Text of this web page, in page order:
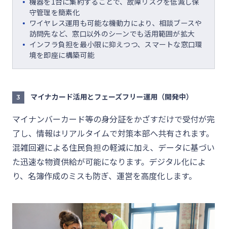
守管理を簡素化
ワイヤレス運用も可能な機動力により、相談ブースや
訪問先など、窓口以外のシーンでも活用範囲が拡大
インフラ負担を最小限に抑えつつ、スマートな窓口環
境を即座に構築可能
3 マイナカード活用とフェーズフリー運用（開発中）
マイナンバーカード等の身分証をかざすだけで受付が完
了し、情報はリアルタイムで対策本部へ共有されます。
混雑回避による住民負担の軽減に加え、データに基づい
た迅速な物資供給が可能になります。デジタル化によ
り、名簿作成のミスも防ぎ、運営を高度化します。